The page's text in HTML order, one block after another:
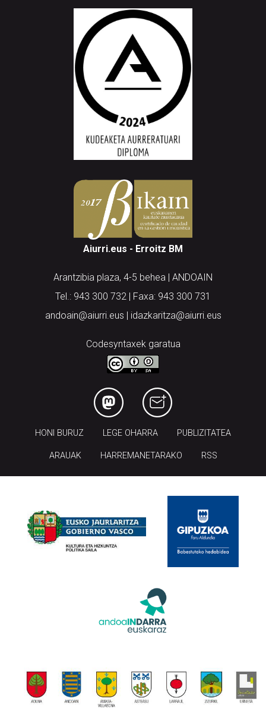
Aiurri.eus - Erroitz BM
Arantzibia plaza, 4-5 behea | ANDOAIN
Tel.: 943 300 732 | Faxa: 943 300 731
andoain@aiurri.eus | idazkaritza@aiurri.eus
Codesyntaxek garatua
HONI BURUZ LEGE OHARRA PUBLIZITATEA
ARAUAK HARREMANETARAKO RSS